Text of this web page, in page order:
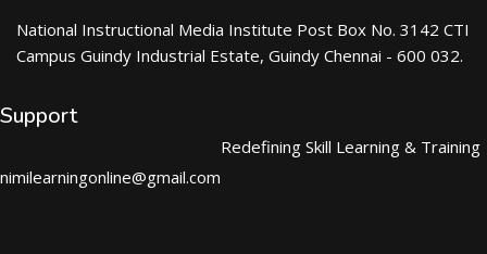
National Instructional Media Institute Post Box No. 3142 CTI
Campus Guindy Industrial Estate, Guindy Chennai - 600 032.
Support
nimilearningonline@gmail.com
Redefining Skill Learning & Training